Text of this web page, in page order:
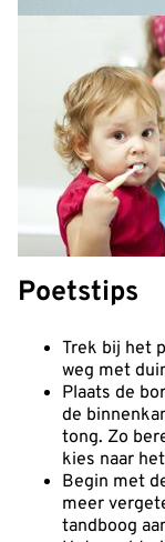
Poetstips
Trek bij het
weg met
Plaats de
de
tong. Zo
kies naar
Begin met
meer
tandboog